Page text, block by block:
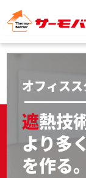
オフィス
遮熱技
より多
を作る。